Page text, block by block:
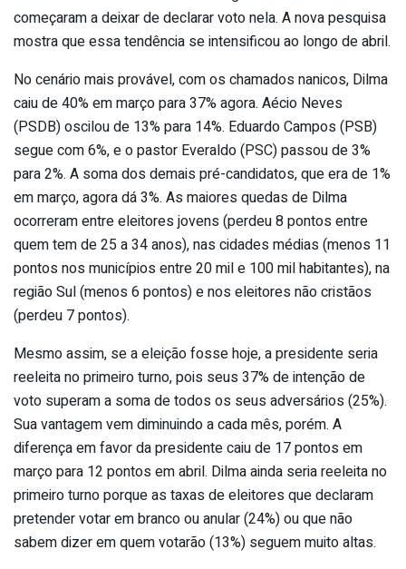
começaram a deixar de declarar voto nela. A nova pesquisa
mostra que essa tendência se intensificou ao longo de abril.
No cenário mais provável, com os chamados nanicos, Dilma
caiu de 40% em março para 37% agora. Aécio Neves
(PSDB) oscilou de 13% para 14%. Eduardo Campos (PSB)
segue com 6%, e o pastor Everaldo (PSC) passou de 3%
para 2%. A soma dos demais pré-candidatos, que era de 1%
em março, agora dá 3%. As maiores quedas de Dilma
ocorreram entre eleitores jovens (perdeu 8 pontos entre
quem tem de 25 a 34 anos), nas cidades médias (menos 11
pontos nos municípios entre 20 mil e 100 mil habitantes), na
região Sul (menos 6 pontos) e nos eleitores não cristãos
(perdeu 7 pontos).
Mesmo assim, se a eleição fosse hoje, a presidente seria
reeleita no primeiro turno, pois seus 37% de intenção de
voto superam a soma de todos os seus adversários (25%).
Sua vantagem vem diminuindo a cada mês, porém. A
diferença em favor da presidente caiu de 17 pontos em
março para 12 pontos em abril. Dilma ainda seria reeleita no
primeiro turno porque as taxas de eleitores que declaram
pretender votar em branco ou anular (24%) ou que não
sabem dizer em quem votarão (13%) seguem muito altas.